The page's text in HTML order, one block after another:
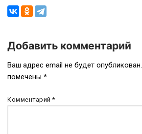
Навигация
по
записям
Добавить комментарий
Ваш адрес email не будет опубликован.
помечены *
Комментарий*